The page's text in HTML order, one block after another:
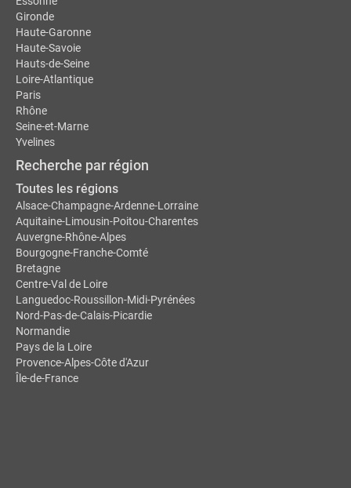
Gironde
Haute-Garonne
Haute-Savoie
Hauts-de-Seine
Loire-Atlantique
Paris
Rhône
Seine-et-Marne
Yvelines
Recherche par région
Toutes les régions
Alsace-Champagne-Ardenne-Lorraine
Aquitaine-Limousin-Poitou-Charentes
Auvergne-Rhône-Alpes
Bourgogne-Franche-Comté
Bretagne
Centre-Val de Loire
Languedoc-Roussillon-Midi-Pyrénées
Nord-Pas-de-Calais-Picardie
Normandie
Pays de la Loire
Provence-Alpes-Côte d'Azur
Île-de-France